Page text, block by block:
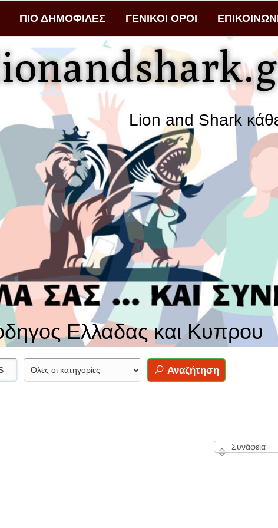
ΠΙΟ ΔΗΜΟΦΙΛΕΣ ΓΕΝΙΚΟΙ ΟΡΟΙ
Ελλαδας και Κυπρου
Lion and Shark κάθε
Αναζήτηση